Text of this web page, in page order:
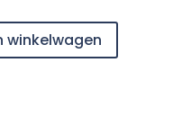
winkelwagen